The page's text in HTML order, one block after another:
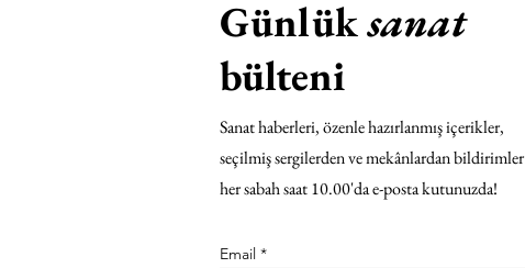
Günlüksanat
bülteni
Sanat haberleri, özenle hazırlanmış içerikler,
seçilmiş sergilerden ve mekânlardan bildirimler
her sabah saat 10.00'da e-posta kutunuzda!
Email